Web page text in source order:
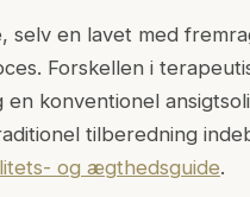
selv en lavet med
Forskellen i
en konventionel
tilberedning
og ægthedsguide.